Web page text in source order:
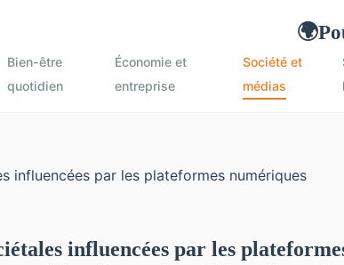
🌍
Bien-être
quotidien
Économie et
entreprise
Société et
médias
influencées par les